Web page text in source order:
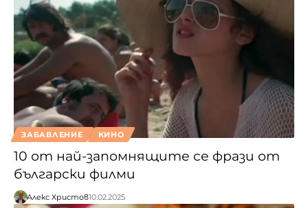
ЗАБАВЛЕНИЕ КИНО
10 от най-запомнящите се фрази от
български филми
Алекс Христов10.02.2025